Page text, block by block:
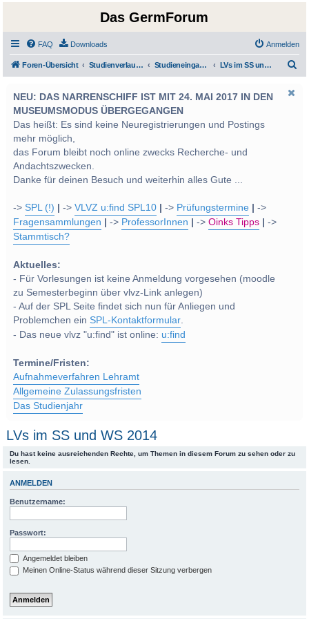
Das GermForum
FAQ Downloads Anmelden
Foren-Übersicht Studienverlauf Bachelor-/Masterstudien sowie UF Deutsch Studieneingangsphase und Grundlagen LVs im SS und WS 2014
NEU: DAS NARRENSCHIFF IST MIT 24. MAI 2017 IN DEN
MUSEUMSMODUS ÜBERGEGANGEN
Das heißt: Es sind keine Neuregistrierungen und Postings
mehr möglich,
das Forum bleibt noch online zwecks Recherche- und
Andachtszwecken.
Danke für deinen Besuch und weiterhin alles Gute ...
->SPL (!) ->VLVZ u:find SPL10 -> Prüfungstermine
->
Fragensammlungen
-> ProfessorInnen ->Oinks Tipps
->
Stammtisch?
Aktuelles:
- Für Vorlesungen ist keine Anmeldung vorgesehen (moodle
zu Semesterbeginn über vlvz-Link anlegen)
- Auf der SPL Seite findet sich nun für Anliegen und
Problemchen einSPL-Kontaktformular.
- Das neue vlvz "u:find" ist online: u:find
Termine/Fristen:
Aufnahmeverfahren Lehramt
Allgemeine Zulassungsfristen
Das Studienjahr
LVs im SS und WS 2014
Du hast keine ausreichenden Rechte, um Themen in diesem Forum zu sehen oder zu
lesen.
ANMELDEN
Benutzername:
Passwort:
Angemeldet bleiben
Meinen Online-Status während dieser Sitzung verbergen